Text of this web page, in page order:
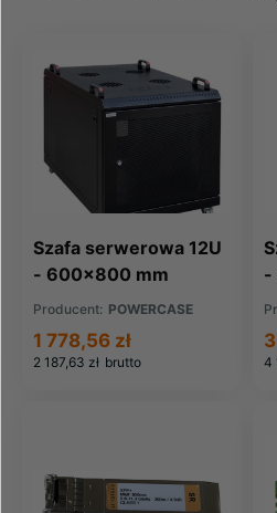
Szafa serwerowa 12U
- 600x800 mm
Producent: POWERCASE
2 187,63 zł brutto
1 778,56 zł
-
4